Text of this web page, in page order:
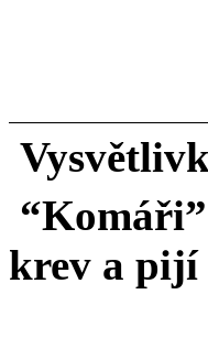
krev a pijí